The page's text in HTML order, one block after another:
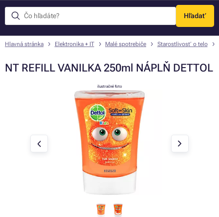
Hľadať
Menu
Hlavná stránka Elektronika + IT Malé spotrebiče Starostlivosť o telo
NT REFILL VANILKA 250ml NÁPLŇ DETTOL
ilustračné foto